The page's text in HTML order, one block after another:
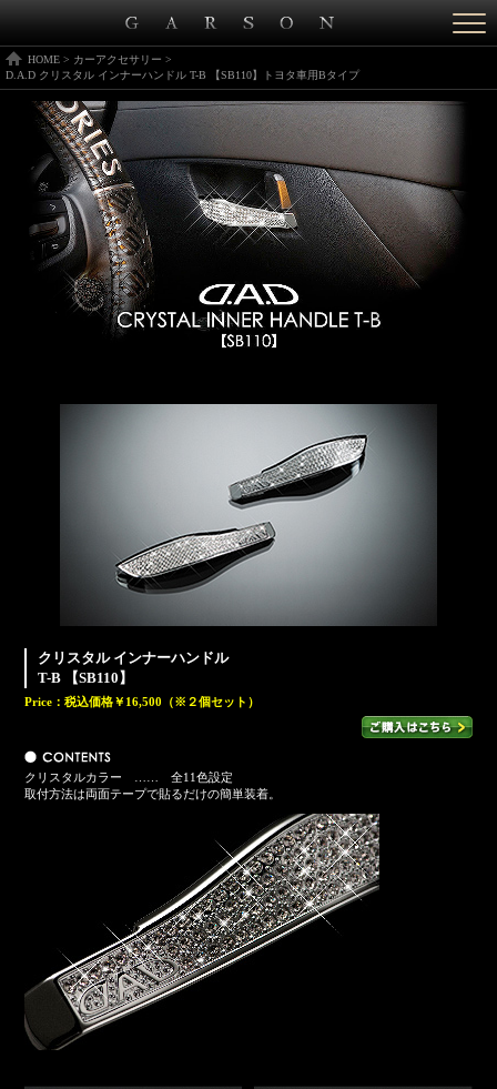
HOME > カーアクセサリー >
D.A.D クリスタル インナーハンドル T-B 【SB110】トヨタ車用Bタイプ
クリスタル インナーハンドル
T-B 【SB110】
Price：税込価格￥16,500 （※２個セット）
クリスタルカラー …… 全11色設定
取付方法は両面テープで貼るだけの簡単装着。